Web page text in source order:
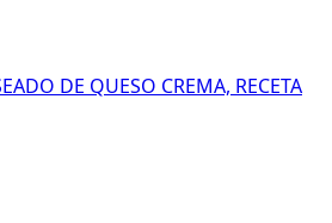
DE QUESO CREMA, RECETA